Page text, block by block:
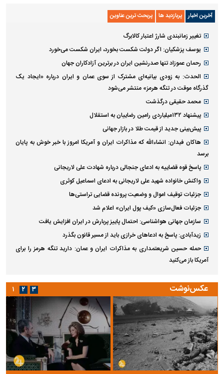
آخرین اخبار پربازدید ها پربحث ترین عناوین
تغییر زمانبندی‌ شارژ اعتبار کالابرگ
یوسف پزشکیان: اگر دولت شکست بخورد، ایران شکست می‌خورد
رحمان عموزاد تنها صدرنشین ایران در برترین آزادکاران جهان
الحدث: به زودی بیانیه‌ای مشترک از سوی عمان و ایران درباره «ایجاد یک
گذرگاه موقت در تنگه هرمز» منتشر می‌شود
محمد حقیقی درگذشت
پیشنهاد ۱۳۲میلیاردی رامین رضاییان به استقلال
پیش‌بینی جدید از قیمت طلا در بازار جهانی
هاکان فیدان: انشاءالله که مذاکرات ایران و آمریکا امروز با خبر خوش به پایان
برسد
پاسخ قوه قضاییه به ادعای جنجالی درباره شهادت علی لاریجانی
واکنش خانواده شهید علی لاریجانی به ادعای اسماعیل کوثری
جزئیات توقیف اموال و وضعیت پرونده قضایی تراستی‌ها
جزئیات فعال‌سازی «کیف پول ایران» اعلام شد
سازمان جهانی هواشناسی: احتمال پاییز پربارش در ایران افزایش یافت
زیدآبادی: پاسخ به ادعا‌های خرازی باید از مسیر قانون بگذرد
حمله حسین شریعتمداری به مذاکرات ایران و عمان: دارید تنگه هرمز را برای
آمریکا باز می‌کنید
عکس‌نوشت ۱ ۲ ۳